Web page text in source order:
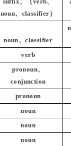
noun、classifier）
noun、classifier
verb
pronoun、
conjunction
pronoun
noun
noun
noun